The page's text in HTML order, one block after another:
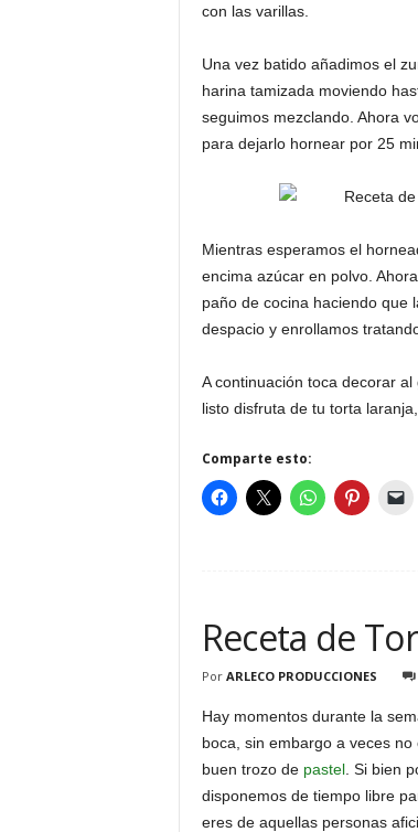
con las varillas.
Una vez batido añadimos el
harina tamizada moviendo
seguimos mezclando. Ahora
para dejarlo hornear por 25
Mientras esperamos el
encima azúcar en polvo.
paño de cocina haciendo que
despacio y enrollamos
A continuación toca decorar
listo disfruta de tu torta
Comparte esto:
Receta de
Por ARLECO PRODUCCIONES
Hay momentos durante la
boca, sin embargo a veces
buen trozo de pastel. Si bien
disponemos de tiempo libre
eres de aquellas personas